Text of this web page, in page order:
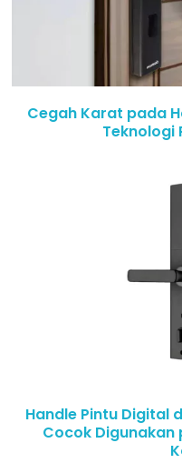
Cegah Karat pada
Teknologi
Handle Pintu Digital
Cocok Digunakan